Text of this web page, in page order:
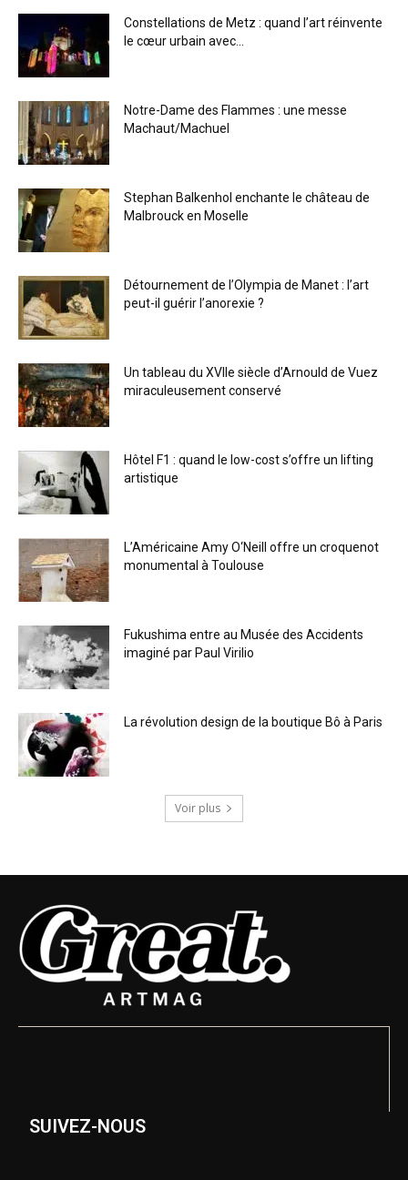
Constellations de Metz : quand l’art réinvente
le cœur urbain avec...
Notre-Dame des Flammes : une messe
Machaut/Machuel
Stephan Balkenhol enchante le château de
Malbrouck en Moselle
Détournement de l’Olympia de Manet : l’art
peut-il guérir l’anorexie ?
Un tableau du XVIIe siècle d’Arnould de Vuez
miraculeusement conservé
Hôtel F1 : quand le low-cost s’offre un lifting
artistique
L’Américaine Amy O‘Neill offre un croquenot
monumental à Toulouse
Fukushima entre au Musée des Accidents
imaginé par Paul Virilio
La révolution design de la boutique Bô à Paris
Voir plus
SUIVEZ-NOUS